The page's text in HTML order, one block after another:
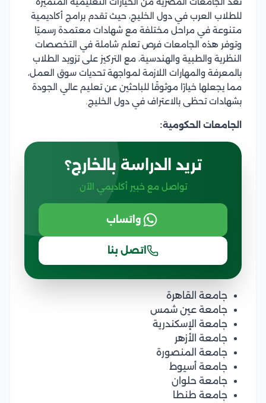
للطلاب العرب في دول الخليج، حيث تقدم برامج أكاديمية
متنوعة في مراحل مختلفة مع شهادات معتمدة رسميًا
وتوفر هذه الجامعات فرص تعلم شاملة في التخصصات
النظرية والطبية والهندسية، مع التركيز على تزويد الطلاب
بالمعرفة والمهارات اللازمة لمواجهة تحديات سوق العمل،
مما يجعلها خيارًا موثوقًا للباحثين عن تعليم عالي الجودة
بشهادات تحظى بالاعتراف في دول الخليج.
الجامعات الحكومية:
تريد الدراسة بالخارج؟
تواصل مع خبير أكاديمي الآن
واتساب
اتصل بنا
جامعة القاهرة
جامعة عين شمس
جامعة الإسكندرية
جامعة الأزهر
جامعة المنصورة
جامعة أسيوط
جامعة حلوان
جامعة طنطا